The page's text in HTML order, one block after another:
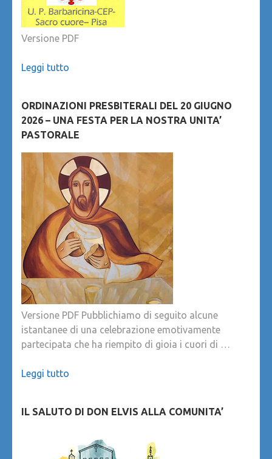
Versione PDF
Leggi tutto
ORDINAZIONI PRESBITERALI DEL 20 GIUGNO
2026 – UNA FESTA PER LA NOSTRA UNITA’
PASTORALE
Versione PDF Pubblichiamo di seguito alcune
istantanee di una celebrazione emotivamente
partecipata che ha riempito di gioia i cuori di …
Leggi tutto
IL SALUTO DI DON ELVIS ALLA COMUNITA’